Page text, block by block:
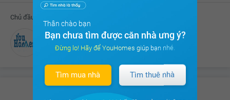
Chủ đầu tư
Đang cập nhật
Thân chào bạn
Bạn chưa tìm được căn nhà ưng ý?
Đừng lo! Hãy để YouHomes giúp bạn nhé.
Tìm mua nhà Tìm thuê nhà